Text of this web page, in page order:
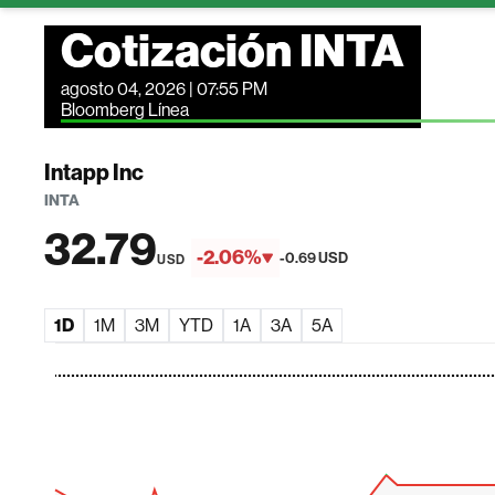
Cotización INTA
agosto 04, 2026 | 07:55 PM
Bloomberg Línea
Intapp Inc
INTA
32.79USD -2.06% -0.69 USD
1D 1M 3M YTD 1A 3A 5A